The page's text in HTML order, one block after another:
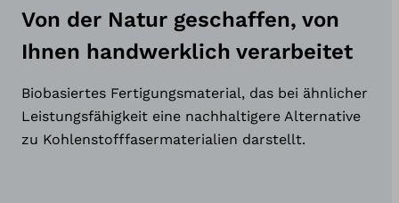
Von der Natur geschaffen, von
Ihnen handwerklich verarbeitet
Biobasiertes Fertigungsmaterial, das bei ähnlicher
Leistungsfähigkeit eine nachhaltigere Alternative
zu Kohlenstofffasermaterialien darstellt.